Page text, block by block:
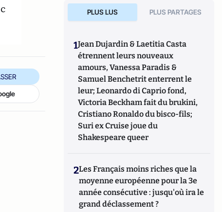
PLUS LUS PLUS PARTAGES
1Jean Dujardin & Laetitia Casta
étrennent leurs nouveaux
amours, Vanessa Paradis &
Samuel Benchetrit enterrent le
leur; Leonardo di Caprio fond,
Victoria Beckham fait du brukini,
Cristiano Ronaldo du bisco-fils;
Suri ex Cruise joue du
Shakespeare queer
2Les Français moins riches que la
moyenne européenne pour la 3e
année consécutive : jusqu'où ira le
grand déclassement ?